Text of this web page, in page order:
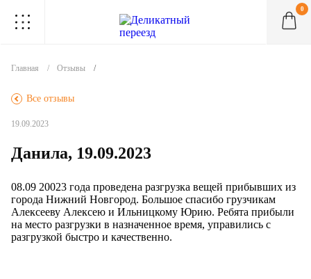
. . .
. . .
. . .
0
Главная Отзывы
Все отзывы
.
19.09.2023
Данила, 19.09.2023
08.09 20023 года проведена разгрузка вещей прибывших из
города Нижний Новгород. Большое спасибо грузчикам
Алексееву Алексею и Ильницкому Юрию. Ребята прибыли
на место разгрузки в назначенное время, управились с
разгрузкой быстро и качественно.